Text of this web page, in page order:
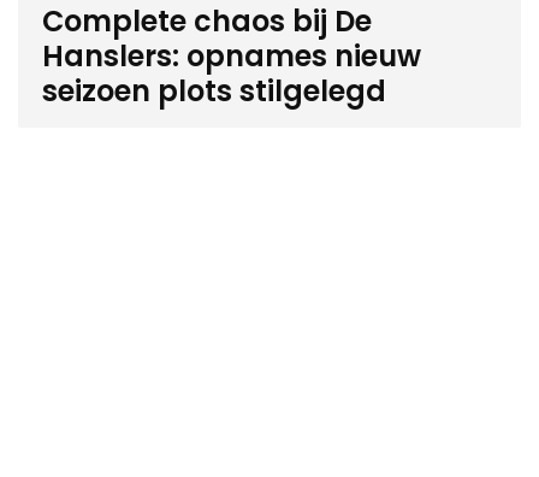
Complete chaos bij De
Hanslers: opnames nieuw
seizoen plots stilgelegd